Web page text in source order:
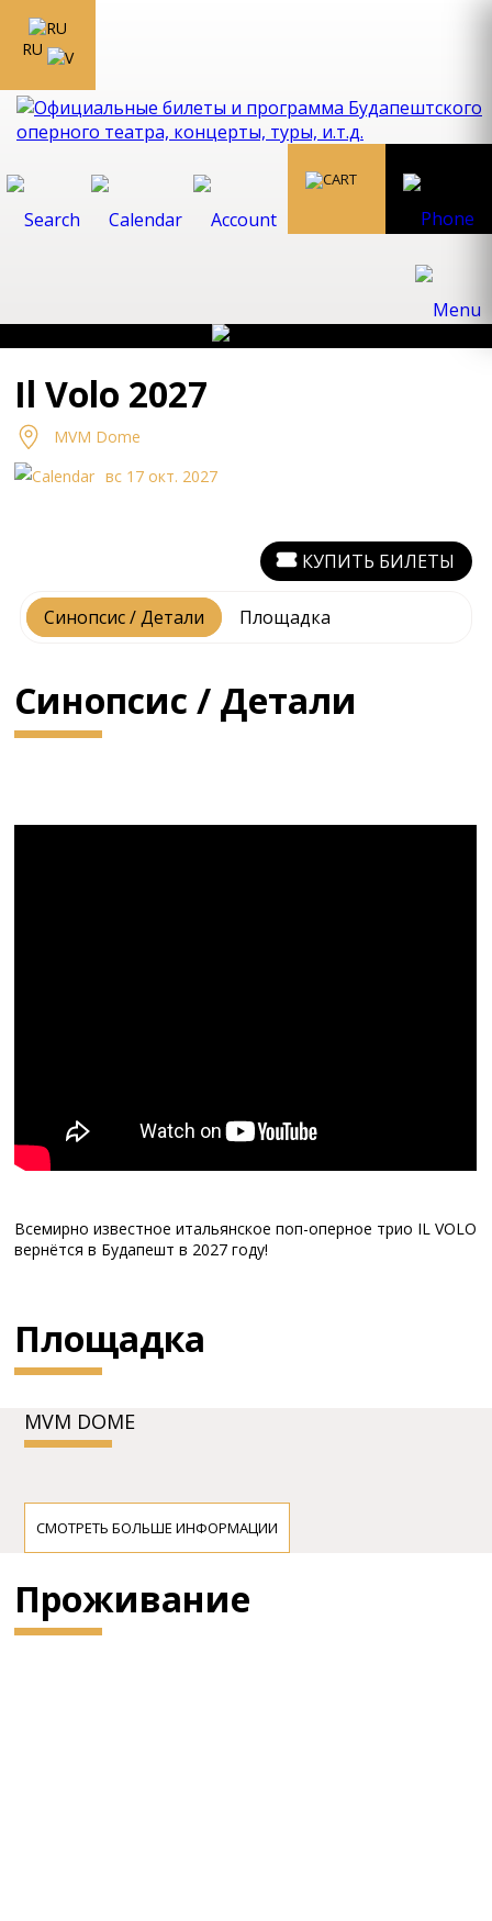
RU
Il Volo 2027
MVM Dome
вс 17 окт. 2027
Синопсис / Детали Площадка
КУПИТЬ БИЛЕТЫ
Синопсис / Детали
Всемирно известное итальянское поп-оперное трио IL VOLO
вернётся в Будапешт в 2027 году!
Площадка
MVM DOME
СМОТРЕТЬ БОЛЬШЕ ИНФОРМАЦИИ
Проживание